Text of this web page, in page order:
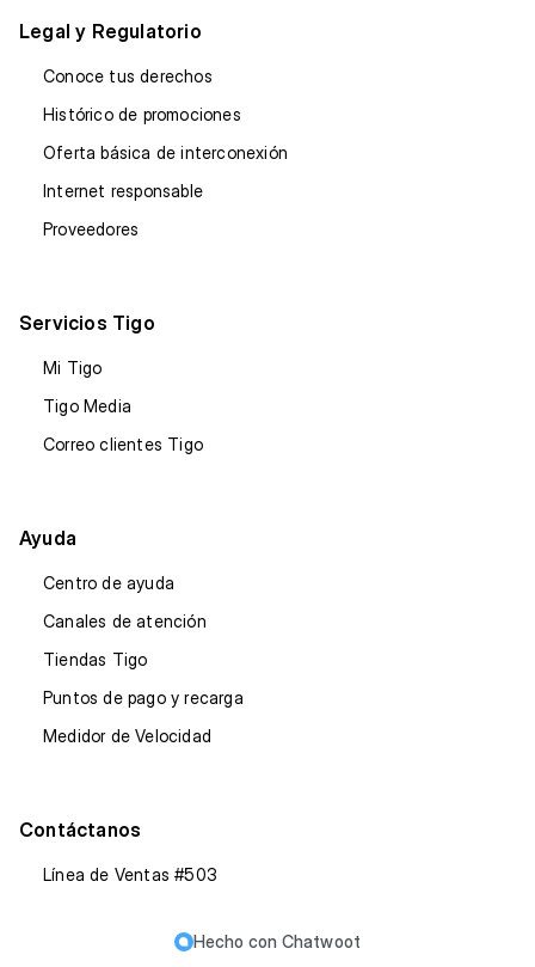
Legal y Regulatorio
Conoce tus derechos
Histórico de promociones
Oferta básica de interconexión
Internet responsable
Proveedores
Servicios Tigo
Mi Tigo
Tigo Media
Correo clientes Tigo
Ayuda
Centro de ayuda
Canales de atención
Tiendas Tigo
Puntos de pago y recarga
Medidor de Velocidad
Contáctanos
Línea de Ventas #503
Hecho con Chatwoot